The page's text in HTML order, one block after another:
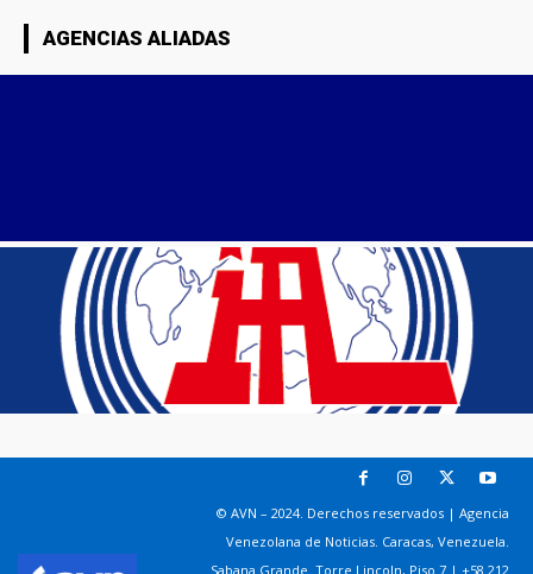
AGENCIAS ALIADAS
© AVN – 2024. Derechos reservados | Agencia
Venezolana de Noticias. Caracas, Venezuela.
Sabana Grande. Torre Lincoln, Piso 7 | +58 212